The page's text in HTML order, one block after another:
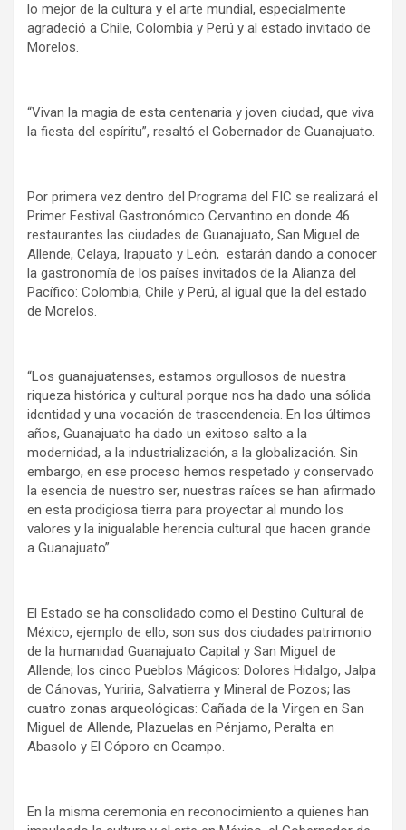
lo mejor de la cultura y el arte mundial, especialmente
agradeció a Chile, Colombia y Perú y al estado invitado de
Morelos.
“Vivan la magia de esta centenaria y joven ciudad, que viva
la fiesta del espíritu”, resaltó el Gobernador de Guanajuato.
Por primera vez dentro del Programa del FIC se realizará el
Primer Festival Gastronómico Cervantino en donde 46
restaurantes las ciudades de Guanajuato, San Miguel de
Allende, Celaya, Irapuato y León, estarán dando a conocer
la gastronomía de los países invitados de la Alianza del
Pacífico: Colombia, Chile y Perú, al igual que la del estado
de Morelos.
“Los guanajuatenses, estamos orgullosos de nuestra
riqueza histórica y cultural porque nos ha dado una sólida
identidad y una vocación de trascendencia. En los últimos
años, Guanajuato ha dado un exitoso salto a la
modernidad, a la industrialización, a la globalización. Sin
embargo, en ese proceso hemos respetado y conservado
la esencia de nuestro ser, nuestras raíces se han afirmado
en esta prodigiosa tierra para proyectar al mundo los
valores y la inigualable herencia cultural que hacen grande
a Guanajuato”.
El Estado se ha consolidado como el Destino Cultural de
México, ejemplo de ello, son sus dos ciudades patrimonio
de la humanidad Guanajuato Capital y San Miguel de
Allende; los cinco Pueblos Mágicos: Dolores Hidalgo, Jalpa
de Cánovas, Yuriria, Salvatierra y Mineral de Pozos; las
cuatro zonas arqueológicas: Cañada de la Virgen en San
Miguel de Allende, Plazuelas en Pénjamo, Peralta en
Abasolo y El Cóporo en Ocampo.
En la misma ceremonia en reconocimiento a quienes han